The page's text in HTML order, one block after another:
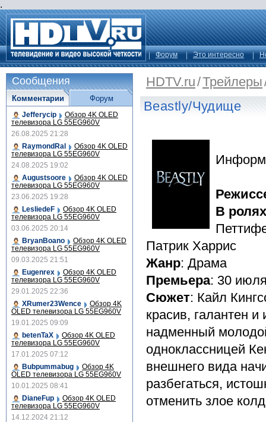
.
Форум Это интересно
HDTV.ru/Трейлеры
Beastly/Чудище
В ролях
Патрик Харрис
Жанр: Драма
Премьера: 30
Сюжет: Кайл
красив, галантен
надменный
одноклассницей
внешнего вида
разбегаться,
отменить злое
Сообщения
Комментарии
Jefferycip Обзор 4K OLED
телевизора LG 55EG960V
26.08.2025 21:28
RaymondRal
Обзор 4K OLED
телевизора LG 55EG960V
24.08.2025 19:02
Augustsoore
Обзор 4K OLED
телевизора LG 55EG960V
23.06.2025 19:28
LesliedeF
Обзор 4K OLED
телевизора LG 55EG960V
03.06.2025 20:14
BryanBoano
Обзор 4K OLED
телевизора LG 55EG960V
09.03.2025 21:51
Eugenrex
Обзор 4K OLED
телевизора LG 55EG960V
29.01.2025 22:36
XRumer23Wence
Обзор 4K
OLED телевизора LG 55EG960V
19.01.2025 09:09
betenTaX
Обзор 4K OLED
телевизора LG 55EG960V
17.01.2025 07:12
Bubpummabug
Обзор 4K
OLED телевизора LG 55EG960V
10.01.2025 08:41
DianeFup
Обзор 4K OLED
телевизора LG 55EG960V
14.12.2024 21:12
Форум